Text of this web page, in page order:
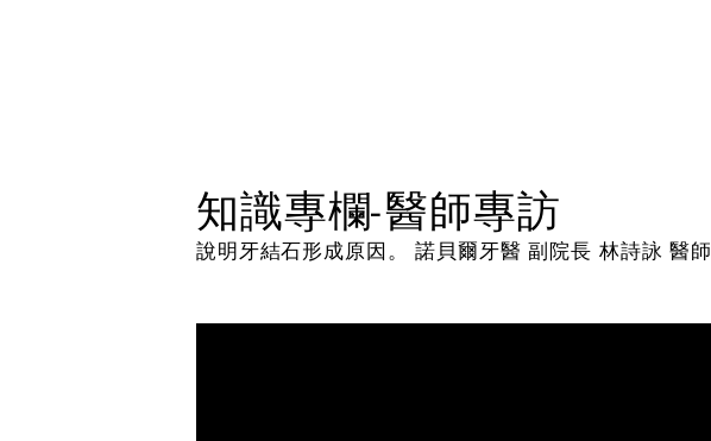
知識專欄-醫師專訪
說明牙結石形成原因。諾貝爾牙醫 副院長 林詩詠 醫師